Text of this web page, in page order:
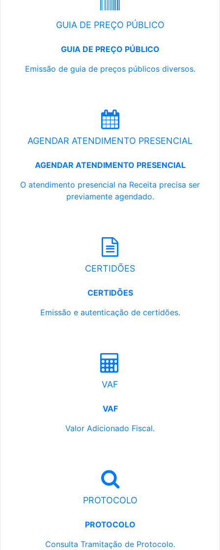
GUIA DE PREÇO PÚBLICO
GUIA DE PREÇO PÚBLICO
Emissão de guia de preços públicos diversos.
AGENDAR ATENDIMENTO PRESENCIAL
AGENDAR ATENDIMENTO PRESENCIAL
O atendimento presencial na Receita precisa ser
previamente agendado.
CERTIDÕES
CERTIDÕES
Emissão e autenticação de certidões.
VAF
VAF
Valor Adicionado Fiscal.
PROTOCOLO
PROTOCOLO
Consulta Tramitação de Protocolo.